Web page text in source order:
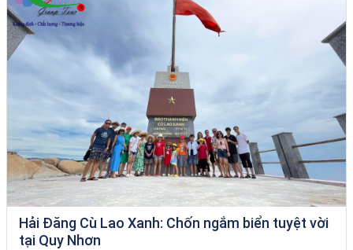
Hải Đăng Cù Lao Xanh: Chốn ngắm biển tuyệt vời
tại Quy Nhơn